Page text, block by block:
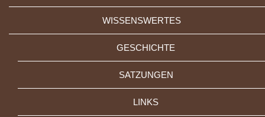
WISSENSWERTES
GESCHICHTE
SATZUNGEN
LINKS